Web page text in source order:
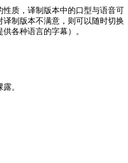
性质，译制版本中的口型与语音可
制版本不满意，则可以随时切换
各种语言的字幕）。
。